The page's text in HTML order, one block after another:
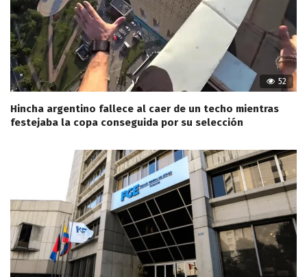
52
Hincha argentino fallece al caer de un techo mientras
festejaba la copa conseguida por su selección